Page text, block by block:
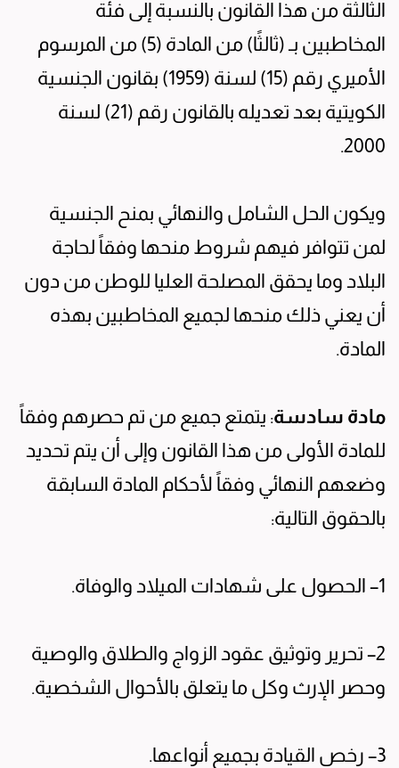
الثالثة من هذا القانون بالنسبة إلى فئة
المخاطبين بـ (ثالثًا) من المادة (5) من المرسوم
الأميري رقم (15) لسنة (1959) بقانون الجنسية
الكويتية بعد تعديله بالقانون رقم (21) لسنة
2000.
ويكون الحل الشامل والنهائي بمنح الجنسية
لمن تتوافر فيهم شروط منحها وفقاً لحاجة
البلاد وما يحقق المصلحة العليا للوطن من دون
أن يعني ذلك منحها لجميع المخاطبين بهذه
المادة.
مادة سادسة: يتمتع جميع من تم حصرهم وفقاً
للمادة الأولى من هذا القانون وإلى أن يتم تحديد
وضعهم النهائي وفقاً لأحكام المادة السابقة
بالحقوق التالية:
1– الحصول على شهادات الميلاد والوفاة.
2– تحرير وتوثيق عقود الزواج والطلاق والوصية
وحصر الإرث وكل ما يتعلق بالأحوال الشخصية.
3– رخص القيادة بجميع أنواعها.